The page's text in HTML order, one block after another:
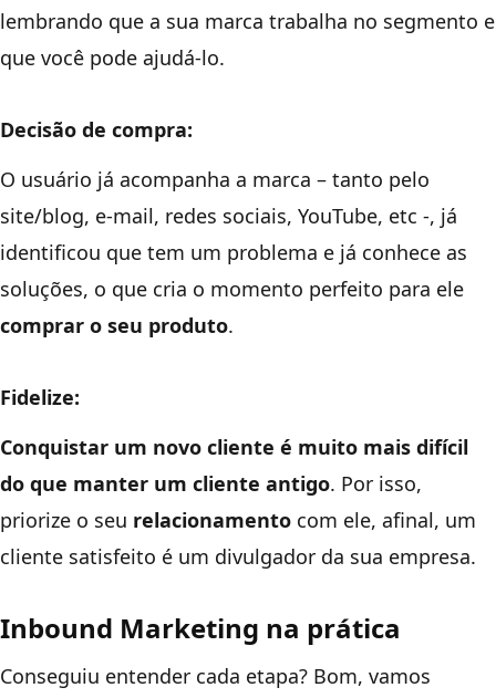
lembrando que a sua marca trabalha no segmento e
que você pode ajudá-lo.
Decisão de compra:
O usuário já acompanha a marca – tanto pelo
site/blog, e-mail, redes sociais, YouTube, etc -, já
identificou que tem um problema e já conhece as
soluções, o que cria o momento perfeito para ele
comprar o seu produto.
Fidelize:
Conquistar um novo cliente é muito mais difícil
do que manter um cliente antigo. Por isso,
priorize o seu relacionamento com ele, afinal, um
cliente satisfeito é um divulgador da sua empresa.
Inbound Marketing na prática
Conseguiu entender cada etapa? Bom, vamos